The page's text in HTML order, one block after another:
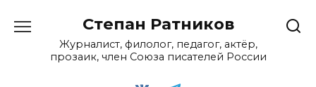
содержанию
Степан Ратников
Журналист, филолог, педагог, актёр,
прозаик, член Союза писателей России